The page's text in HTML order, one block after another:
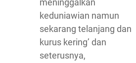
meninggalkan
keduniawian namun
sekarang telanjang dan
kurus kering’ dan
seterusnya,